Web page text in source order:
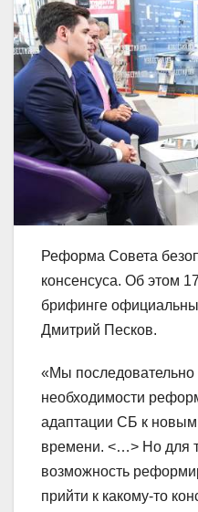
Реформа Совета
консенсуса. Об этом
брифинге
Дмитрий Песков.
«Мы
необходимости
адаптации СБ к
времени. <…> Но для
возможность
прийти к какому-то